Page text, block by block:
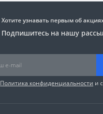
Хотите узнавать первым об
Подпишитесь на нашу
Политика конфиденциальности и